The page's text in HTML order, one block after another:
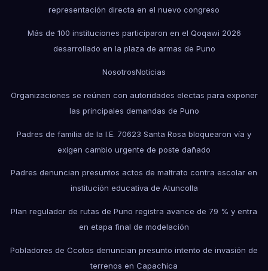
representación directa en el nuevo congreso
Más de 100 instituciones participaron en el Qoqawi 2026
desarrollado en la plaza de armas de Puno
NosotrosNoticias
Organizaciones se reúnen con autoridades electas para exponer
las principales demandas de Puno
Padres de familia de la I.E. 70623 Santa Rosa bloquearon vía y
exigen cambio urgente de poste dañado
Padres denuncian presuntos actos de maltrato contra escolar en
institución educativa de Atuncolla
Plan regulador de rutas de Puno registra avance de 79 % y entra
en etapa final de modelación
Pobladores de Ccotos denuncian presunto intento de invasión de
terrenos en Capachica